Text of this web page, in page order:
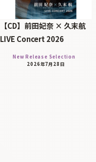
【CD】前田妃奈 × 久末航
LIVE Concert 2026
New Release Selection
2026年7月28日